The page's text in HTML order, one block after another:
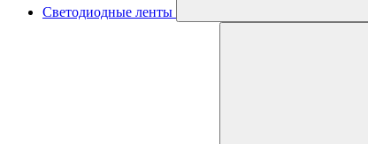
Светодиодные ленты